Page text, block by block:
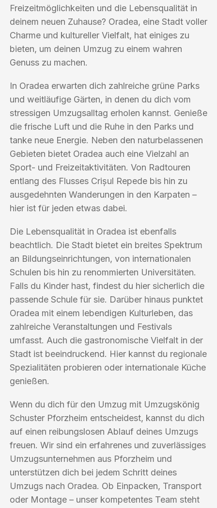
Freizeitmöglichkeiten und die Lebensqualität in
deinem neuen Zuhause? Oradea, eine Stadt voller
Charme und kultureller Vielfalt, hat einiges zu
bieten, um deinen Umzug zu einem wahren
Genuss zu machen.
In Oradea erwarten dich zahlreiche grüne Parks
und weitläufige Gärten, in denen du dich vom
stressigen Umzugsalltag erholen kannst. Genieße
die frische Luft und die Ruhe in den Parks und
tanke neue Energie. Neben den naturbelassenen
Gebieten bietet Oradea auch eine Vielzahl an
Sport- und Freizeitaktivitäten. Von Radtouren
entlang des Flusses Crișul Repede bis hin zu
ausgedehnten Wanderungen in den Karpaten –
hier ist für jeden etwas dabei.
Die Lebensqualität in Oradea ist ebenfalls
beachtlich. Die Stadt bietet ein breites Spektrum
an Bildungseinrichtungen, von internationalen
Schulen bis hin zu renommierten Universitäten.
Falls du Kinder hast, findest du hier sicherlich die
passende Schule für sie. Darüber hinaus punktet
Oradea mit einem lebendigen Kulturleben, das
zahlreiche Veranstaltungen und Festivals
umfasst. Auch die gastronomische Vielfalt in der
Stadt ist beeindruckend. Hier kannst du regionale
Spezialitäten probieren oder internationale Küche
genießen.
Wenn du dich für den Umzug mit Umzugskönig
Schuster Pforzheim entscheidest, kannst du dich
auf einen reibungslosen Ablauf deines Umzugs
freuen. Wir sind ein erfahrenes und zuverlässiges
Umzugsunternehmen aus Pforzheim und
unterstützen dich bei jedem Schritt deines
Umzugs nach Oradea. Ob Einpacken, Transport
oder Montage – unser kompetentes Team steht